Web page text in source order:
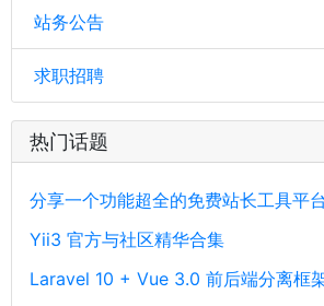
站务公告
求职招聘
热门话题
分享一个功能超全的免费站长工具平台
Yii3 官方与社区精华合集
Laravel 10 + Vue 3.0 前后端分离框